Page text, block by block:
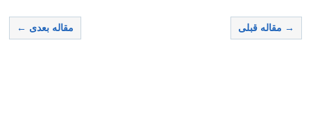
→ مقاله قبلی مقاله بعدی ←